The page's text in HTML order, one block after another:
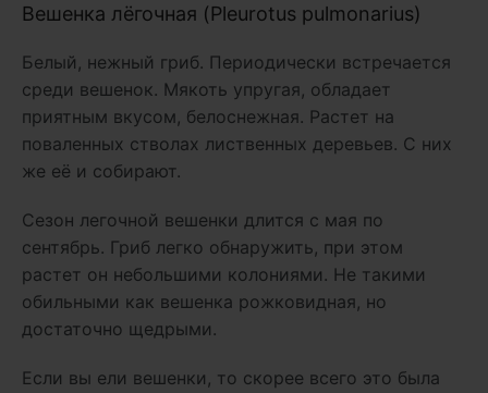
Вешенка лёгочная (Pleurotus pulmonarius)
Белый, нежный гриб. Периодически встречается
среди вешенок. Мякоть упругая, обладает
приятным вкусом, белоснежная. Растет на
поваленных стволах лиственных деревьев. С них
же её и собирают.
Сезон легочной вешенки длится с мая по
сентябрь. Гриб легко обнаружить, при этом
растет он небольшими колониями. Не такими
обильными как вешенка рожковидная, но
достаточно щедрыми.
Если вы ели вешенки, то скорее всего это была